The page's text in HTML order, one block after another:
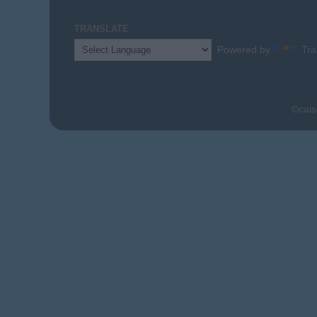
TRANSLATE
Powered by